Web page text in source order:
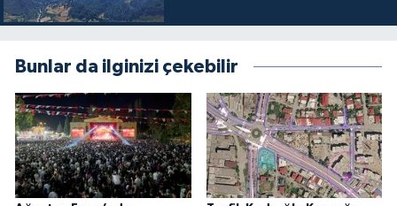
Bunlar da ilginizi çekebilir